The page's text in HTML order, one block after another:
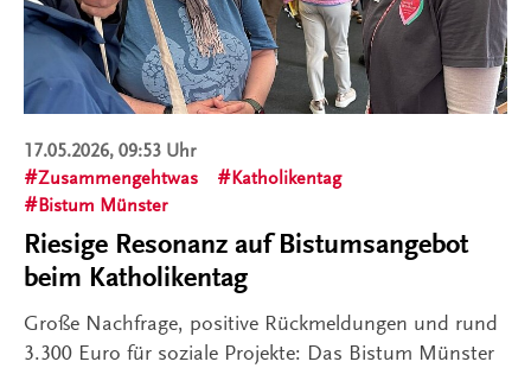
17.05.2026, 09:53 Uhr
Zusammengehtwas
Katholikentag
Bistum Münster
Riesige Resonanz auf Bistumsangebot
beim Katholikentag
Große Nachfrage, positive Rückmeldungen und rund
3.300 Euro für soziale Projekte: Das Bistum Münster